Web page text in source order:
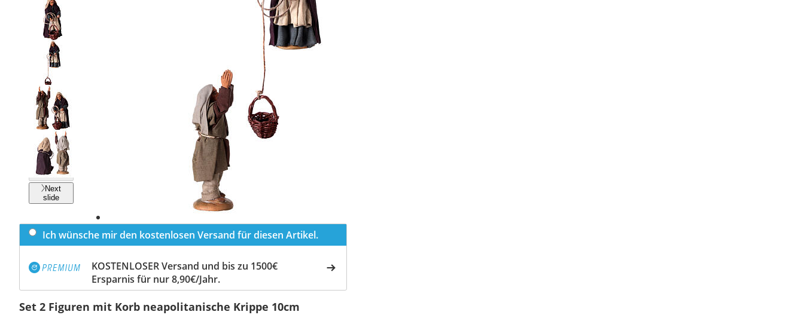
Previous
slide
Next
slide
Ich wünsche mir den kostenlosen Versand für diesen Artikel.
KOSTENLOSER Versand und bis zu 1500€
Ersparnis für nur 8,90€/Jahr.
Set 2 Figuren mit Korb neapolitanische Krippe 10cm